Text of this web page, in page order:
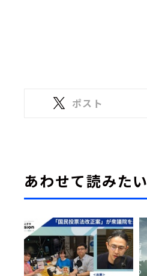
ポスト
あわせて読みたい